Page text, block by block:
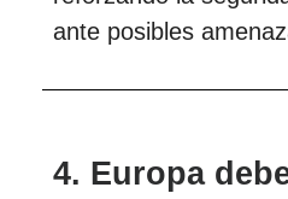
ante posibles
4. Europa